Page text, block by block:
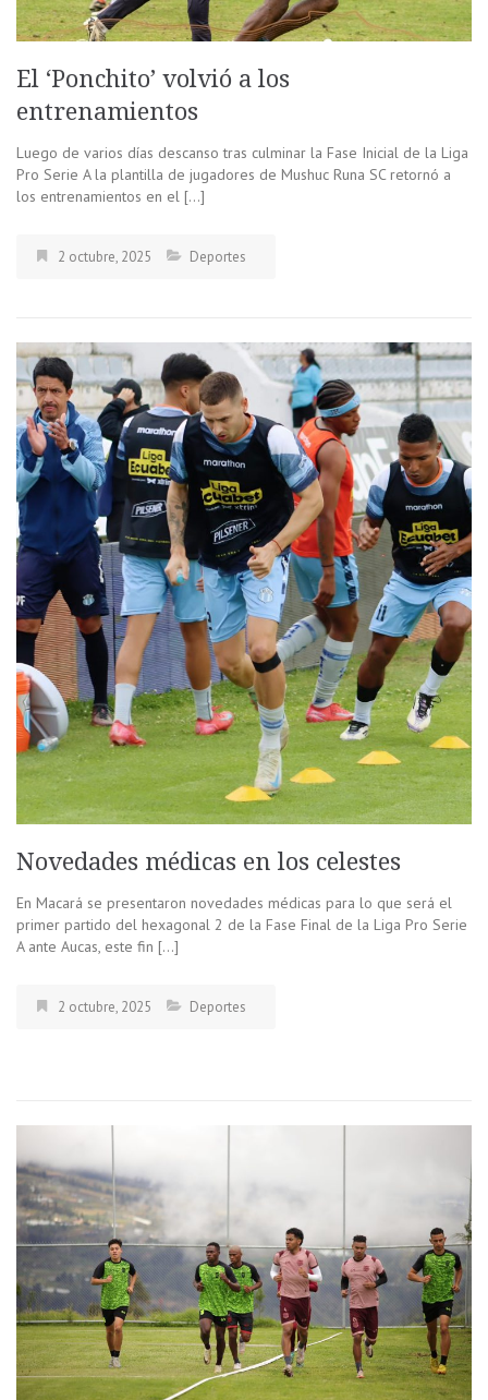
El ‘Ponchito’ volvió a los
entrenamientos
Luego de varios días descanso tras culminar la Fase Inicial de la Liga
Pro Serie A la plantilla de jugadores de Mushuc Runa SC retornó a
los entrenamientos en el […]
2 octubre, 2025 Deportes
Novedades médicas en los celestes
En Macará se presentaron novedades médicas para lo que será el
primer partido del hexagonal 2 de la Fase Final de la Liga Pro Serie
A ante Aucas, este fin […]
2 octubre, 2025 Deportes